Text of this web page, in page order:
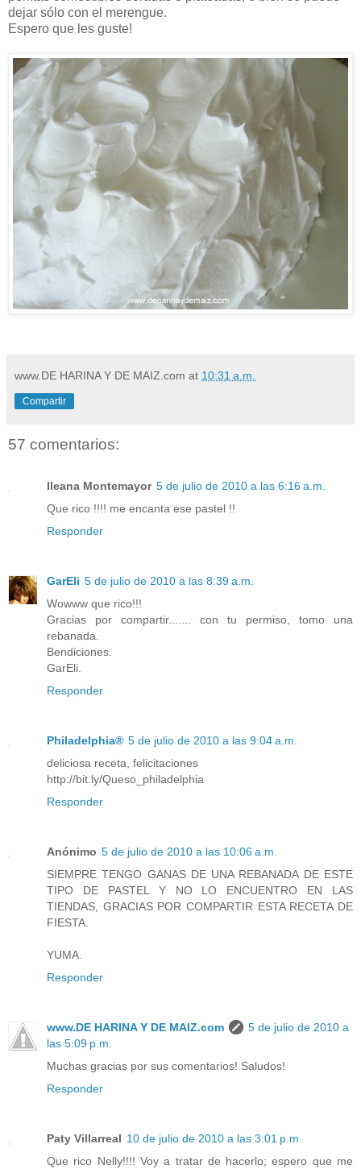
dejar sólo con el merengue.
Espero que les guste!
www.DE HARINA Y DE MAIZ.com at 10:31 a.m.
Compartir
57 comentarios:
Ileana Montemayor 5 de julio de 2010 a las 6:16 a.m.
Que rico !!!! me encanta ese pastel !!
Responder
GarEli 5 de julio de 2010 a las 8:39 a.m.
Wowww que rico!!!
Gracias por compartir....... con tu permiso, tomo una
rebanada.
Bendiciones.
GarEli.
Responder
Philadelphia® 5 de julio de 2010 a las 9:04 a.m.
deliciosa receta, felicitaciones
http://bit.ly/Queso_philadelphia
Responder
Anónimo 5 de julio de 2010 a las 10:06 a.m.
SIEMPRE TENGO GANAS DE UNA REBANADA DE ESTE
TIPO DE PASTEL Y NO LO ENCUENTRO EN LAS
TIENDAS, GRACIAS POR COMPARTIR ESTA RECETA DE
FIESTA.
YUMA.
Responder
www.DE HARINA Y DE MAIZ.com
5 de julio de 2010 a
las 5:09 p.m.
Muchas gracias por sus comentarios! Saludos!
Responder
Paty Villarreal 10 de julio de 2010 a las 3:01 p.m.
Que rico Nelly!!!! Voy a tratar de hacerlo; espero que me